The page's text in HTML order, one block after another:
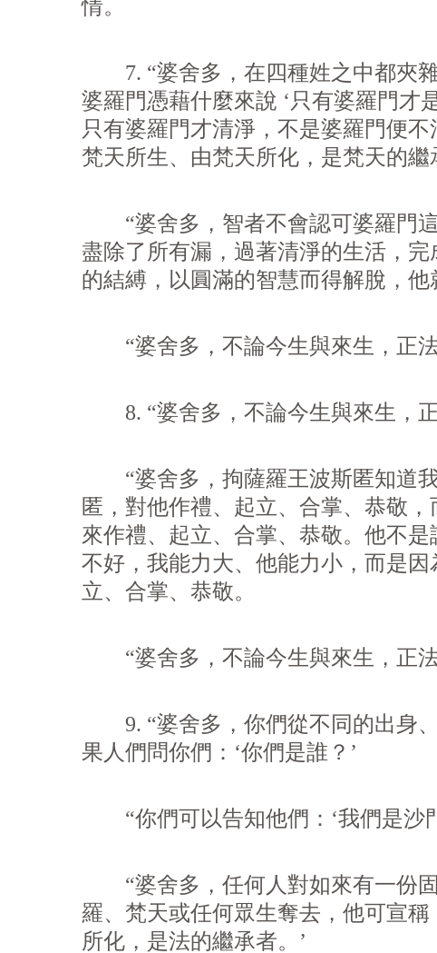
情。
7. “婆舍多，在四種姓之中都夾雜
婆羅門憑藉什麼來說 ‘只有婆羅門才
只有婆羅門才清淨，不是婆羅門便
梵天所生、由梵天所化，是梵天的繼
“婆舍多，智者不會認可婆羅門這
盡除了所有漏，過著清淨的生活，
的結縛，以圓滿的智慧而得解脫，
“婆舍多，不論今生與來生，正法
8. “婆舍多，不論今生與來生，正
“婆舍多，拘薩羅王波斯匿知道我
匿，對他作禮、起立、合掌、恭敬
來作禮、起立、合掌、恭敬。他不
不好，我能力大、他能力小，而是
立、合掌、恭敬。
“婆舍多，不論今生與來生，正法
9. “婆舍多，你們從不同的出身、
果人們問你們：‘你們是誰？’
“你們可以告知他們：‘我們是沙
“婆舍多，任何人對如來有一份固
羅、梵天或任何眾生奪去，他可宣
所化，是法的繼承者。’